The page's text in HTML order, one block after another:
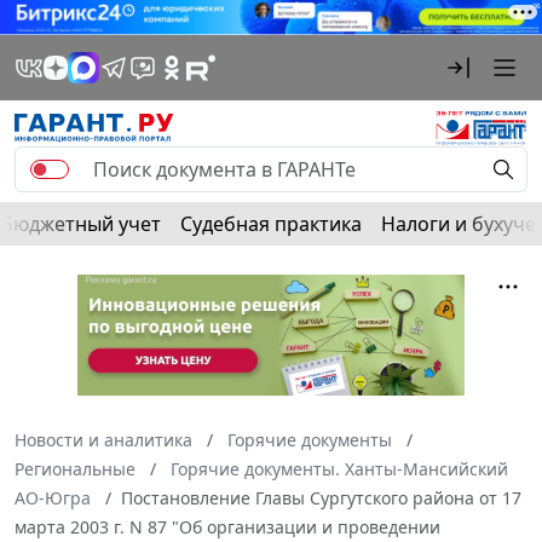
Бюджетный учет Судебная практика Налоги и
Новости и аналитика
Горячие документы
Региональные
Горячие документы. Ханты-Мансийский
АО-Югра
Постановление Главы Сургутского района от 17
марта 2003 г. N 87 "Об организации и проведении